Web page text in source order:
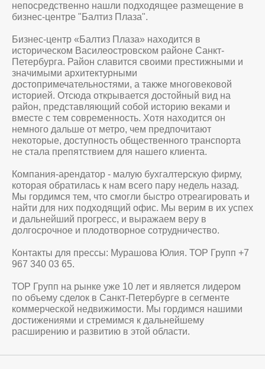
непосредственно нашли подходящее размещение в
бизнес-центре "Балтиз Плаза".
Бизнес-центр «Балтиз Плаза» находится в
историческом Василеостровском районе Санкт-
Петербурга. Район славится своими престижными и
значимыми архитектурными
достопримечательностями, а также многовековой
историей. Отсюда открывается достойный вид на
район, представляющий собой историю веками и
вместе с тем современность. Хотя находится он
немного дальше от метро, чем предпочитают
некоторые, доступность общественного транспорта
не стала препятствием для нашего клиента.
Компания-арендатор - малую бухгалтерскую фирму,
которая обратилась к нам всего пару недель назад.
Мы гордимся тем, что смогли быстро отреагировать и
найти для них подходящий офис. Мы верим в их успех
и дальнейший прогресс, и выражаем веру в
долгосрочное и плодотворное сотрудничество.
Контакты для прессы: Мурашова Юлия. ТОР Групп +7
967 340 03 65.
ТОР Групп на рынке уже 10 лет и является лидером
по объему сделок в Санкт-Петербурге в сегменте
коммерческой недвижимости. Мы гордимся нашими
достижениями и стремимся к дальнейшему
расширению и развитию в этой области.